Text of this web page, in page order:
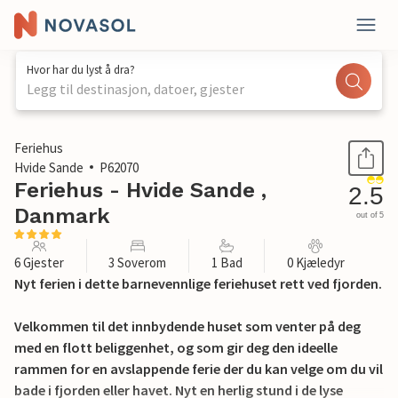
Hvor har du lyst å dra?
Legg til destinasjon, datoer, gjester
1 / 27
Feriehus
Hvide Sande
P62070
Feriehus - Hvide Sande ,
Danmark
2.5
out of 5
6 Gjester 3 Soverom 1 Bad 0 Kjæledyr
Nyt ferien i dette barnevennlige feriehuset rett ved fjorden.
Velkommen til det innbydende huset som venter på deg
med en flott beliggenhet, og som gir deg den ideelle
rammen for en avslappende ferie der du kan velge om du vil
bade i fjorden eller havet. Nyt en herlig stund i de lyse